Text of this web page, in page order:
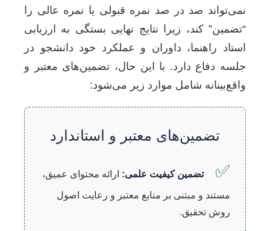
نمی‌تواند صد در صد نمره قبولی یا نمره عالی را
“تضمین” کند، زیرا نتایج نهایی بستگی به ارزیابی
استاد راهنما، داوران و عملکرد خود دانشجو در
جلسه دفاع دارد. با این حال، تضمین‌های معتبر و
واقع‌بینانه شامل موارد زیر می‌شود:
تضمین‌های معتبر و استاندارد
✅ تضمین کیفیت علمی: ارائه محتوای عمیق،
مستند و مبتنی بر منابع معتبر و رعایت اصول
روش تحقیق.